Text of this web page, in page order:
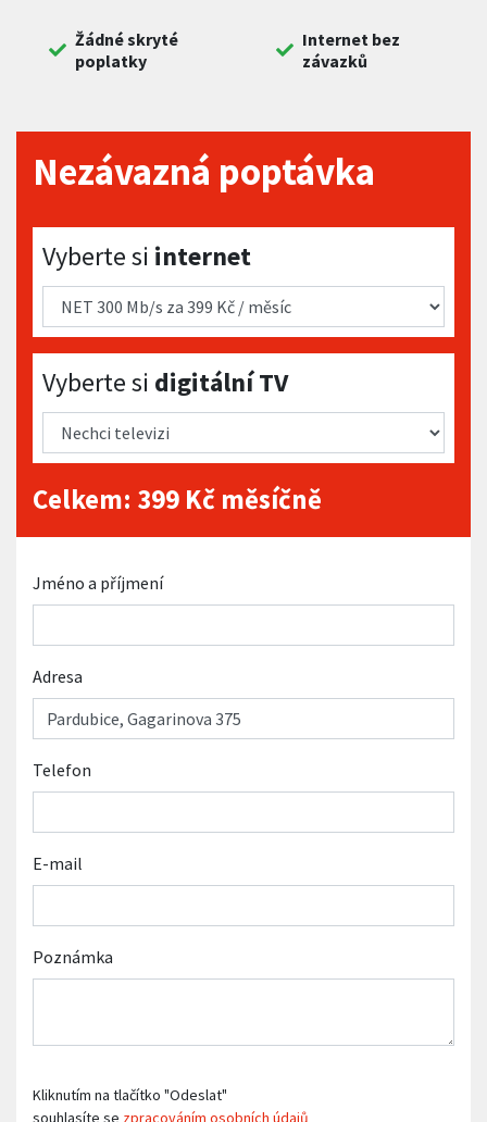
Žádné skryté
poplatky
Internet bez
závazků
Nezávazná poptávka
Vyberte si internet
Vyberte si internet
Vyberte si digitální TV
Vyberte si digitální TV
Celkem: 399 Kč měsíčně
Jméno a příjmení
Adresa
Telefon
E-mail
Poznámka
Kliknutím na tlačítko "Odeslat"
souhlasíte se zpracováním osobních údajů